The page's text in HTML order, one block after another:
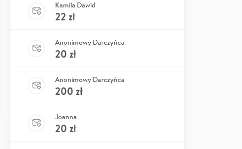
Kamila Dawid
22 zł
Anonimowy Darczyńca
20 zł
Anonimowy Darczyńca
200 zł
Joanna
20 zł